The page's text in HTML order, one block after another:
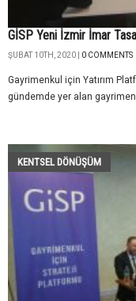
GİSP Yeni İzmir İmar
ŞUBAT 10TH, 2020 | 0 COMMENTS
Gayrimenkul için Yatırım
gündemde yer alan
KENTSEL DÖNÜŞÜM